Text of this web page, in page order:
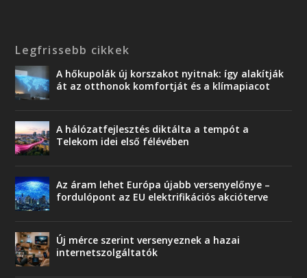
Legfrissebb cikkek
A hőkupolák új korszakot nyitnak: így alakítják
át az otthonok komfortját és a klímapiacot
A hálózatfejlesztés diktálta a tempót a
Telekom idei első félévében
Az áram lehet Európa újabb versenyelőnye –
fordulópont az EU elektrifikációs akcióterve
Új mérce szerint versenyeznek a hazai
internetszolgáltatók